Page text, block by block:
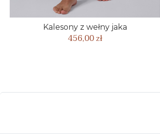
Kalesony z wełny jaka
456,00 zł